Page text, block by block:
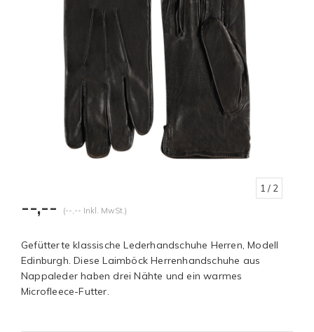
1 / 2
--,-- (--,-- Inkl. MwSt.)
Gefütterte klassische Lederhandschuhe Herren, Modell
Edinburgh. Diese Laimböck Herrenhandschuhe aus
Nappaleder haben drei Nähte und ein warmes
Microfleece-Futter.